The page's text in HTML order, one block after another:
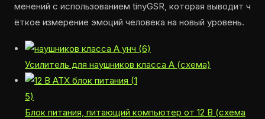
менений с использованием tinyGSR, которая выводит ч
ёткое измерение эмоций человека на новый уровень.
Усилитель для наушников класса A (схема)
Блок питания, питающий компьютер от 12 В (схема